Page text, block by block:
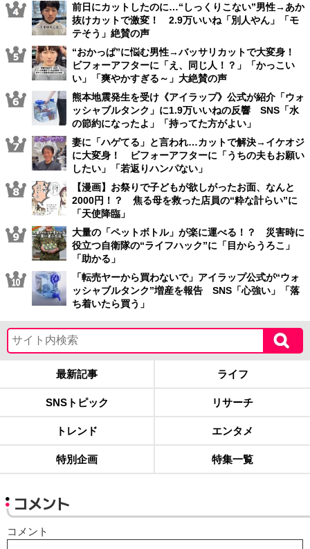
前日にカットしたのに…“しっくりこない”男性→あか
抜けカットで激変！ 2.9万いいね「別人やん」「モ
テそう」絶賛の声
“おかっぱ”に悩む男性→バッサリカットで大変身！
ビフォーアフターに「え、同じ人！？」「かっこい
い」「爽やかすぎる～」大絶賛の声
熊本地震発生を受け《アイラップ》公式が紹介「ウォ
ッシャブルタンク」に1.9万いいねの反響 SNS「水
の節約になったよ」「持ってた方がよい」
妻に「ハゲてる」と言われ…カットで解決→イケオジ
に大変身！ ビフォーアフターに「うちの夫もお願い
したい」「若返りハンパない」
【漫画】お祭りで子どもが欲しがったお面、なんと
2000円！？ 焦る母を救った店員の“粋な計らい”に
「天使降臨」
大量の「ペットボトル」が楽に運べる！？ 災害時に
役立つ自衛隊の“ライフハック”に「目からうろこ」
「助かる」
「転売ヤーから買わないで」アイラップ公式が“ウォ
ッシャブルタンク”増産を報告 SNS「心強い」「落
ち着いたら買う」
最新記事 ライフ
SNSトピック リサーチ
トレンド エンタメ
特別企画 特集一覧
コメント
コメント